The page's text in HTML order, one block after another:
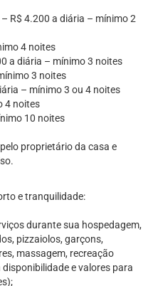
R$ 4.200 a diária – mínimo 2
4 noites
a diária – mínimo 3 noites
3 noites
– mínimo 3 ou 4 noites
4 noites
10 noites
proprietário da casa e
e tranquilidade:
durante sua hospedagem,
pizzaiolos, garçons,
massagem, recreação
e valores para